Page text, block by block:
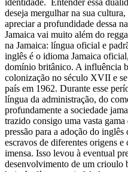
deseja mergulhar na sua
apreciar a profundidade dessa
Jamaica vai muito além do
na Jamaica: língua oficial e
inglês é o idioma Jamaica
domínio britânico. A influência
colonização no século XVII e
país em 1962. Durante esse
língua da administração, do
profundamente a sociedade
trazido consigo uma vasta
pressão para a adoção do
escravos de diferentes origens
imensa. Isso levou à eventual
desenvolvimento de um crioulo